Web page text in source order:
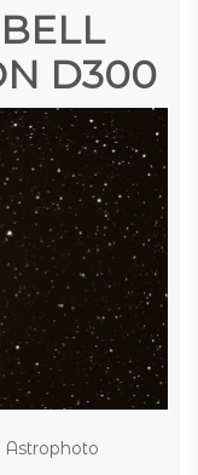
D300
Astrophoto